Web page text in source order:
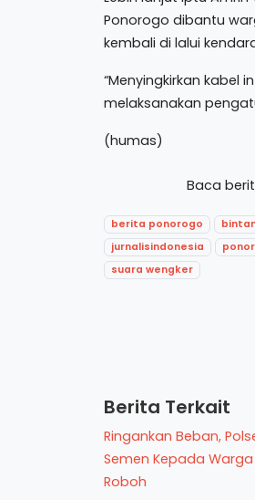
Ponorogo dibantu
kembali di lalui
“Menyingkirkan kabel
melaksanakan
(humas)
Baca
berita ponorogo
jurnalisindonesia
suara wengker
Berita Terkait
Ringankan Beban,
Semen Kepada
Roboh